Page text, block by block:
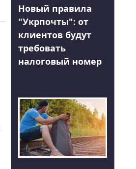
Новый правила
"Укрпочты": от
клиентов будут
требовать
налоговый номер